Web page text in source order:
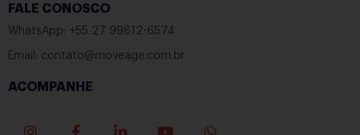
FALE CONOSCO
WhatsApp: +55 27 99612-6574
Email: contato@moveage.com.br
ACOMPANHE